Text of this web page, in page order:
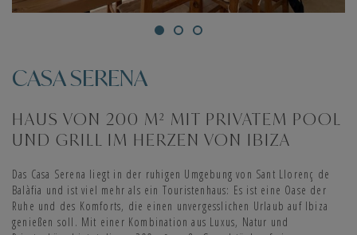
CASA SERENA
HAUS VON 200 M² MIT PRIVATEM POOL
UND GRILL IM HERZEN VON IBIZA
Das Casa Serena liegt in der ruhigen Umgebung von Sant Llorenç de
Balàfia und ist viel mehr als ein Touristenhaus: Es ist eine Oase der
Ruhe und des Komforts, die einen unvergesslichen Urlaub auf Ibiza
genießen soll. Mit einer Kombination aus Luxus, Natur und